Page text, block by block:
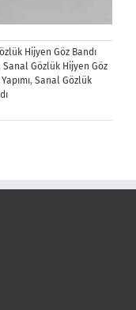
Hijyen Göz Bandı
Sanal Gözlük Hijyen Göz
, Sanal Gözlük